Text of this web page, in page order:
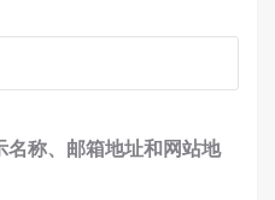
称、邮箱地址和网站地